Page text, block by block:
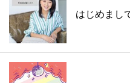
はじめまし